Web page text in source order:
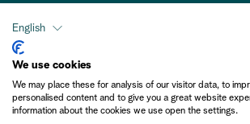
Kontakt
kontakt@gastriklandsbesoksnaring.se
English
We use cookies
We may place these for analysis of our visitor data, to
personalised content and to give you a great website
information about the cookies we use open the settings.